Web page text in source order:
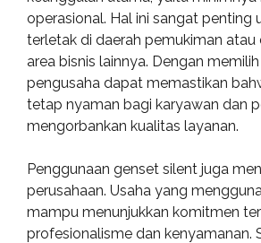
operasional. Hal ini sangat penting
terletak di daerah pemukiman atau
area bisnis lainnya. Dengan
pengusaha dapat memastikan
tetap nyaman bagi karyawan dan
mengorbankan kualitas layanan.
Penggunaan genset silent juga
perusahaan. Usaha yang
mampu menunjukkan komitmen
profesionalisme dan kenyamanan.